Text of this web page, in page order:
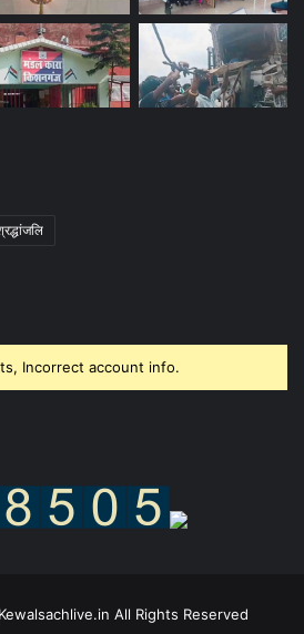
Incorrect account info.
All Rights Reserved